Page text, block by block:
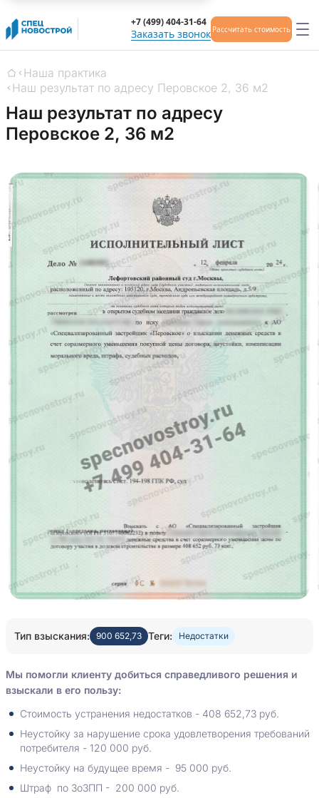
Заказать звонок
+7 (499) 404-31-64
Рассчитать стоимость
Главная
Наша практика
Наш результат по адресу Перовское 2, 36 м2
Наш результат по адресу
Перовское 2, 36 м2
Тип взыскания: 900 652,73 Теги: Недостатки
Мы помогли клиенту добиться справедливого решения и
взыскали в его пользу:
Стоимость устранения недостатков - 408 652,73 руб.
Неустойку за нарушение срока удовлетворения требований
потребителя - 120 000 руб.
Неустойку на будущее время - 95 000 руб.
Штраф по ЗоЗПП - 200 000 руб.